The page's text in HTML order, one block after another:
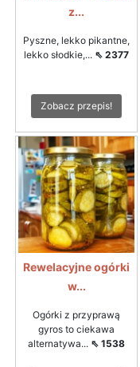
z...
Pyszne, lekko pikantne,
lekko słodkie,... ⇖ 2377
Zobacz przepis!
Rewelacyjne ogórki
w...
Ogórki z przyprawą
gyros to ciekawa
alternatywa... ⇖ 1538